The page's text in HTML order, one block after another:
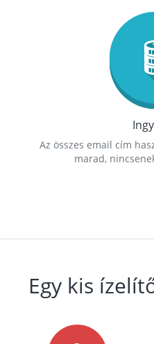
Az összes email cím
marad,
Egy kis